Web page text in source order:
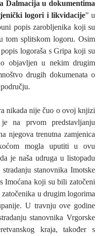
Dalmacija u dokumentima
logori i likvidacije” u
popis zarobljenika koji su
tom splitskom logoru. Osim
logoraša s Gripa koji su
objavljen u nekim drugim
drugih dokumenata o
nikada nije čuo o ovoj knjizi
na prvom predstavljanju
njegova trenutna zamjenica
mogla uputiti u ovu
je naša udruga u listopadu
stanovnika Imotske
Imoćana koji su bili zatočeni
u drugim logorima
U travnju ove godine
stanovnika Vrgorske
kraja, također s